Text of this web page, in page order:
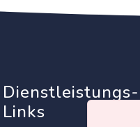
Dienstleistungs-
Links